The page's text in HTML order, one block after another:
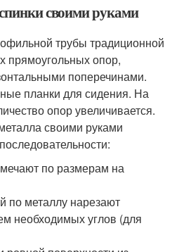
своими руками
трубы традиционной
прямоугольных опор,
поперечинами.
планки для сидения. На
опор увеличивается.
своими руками
по размерам на
по металлу нарезают
необходимых углов (для